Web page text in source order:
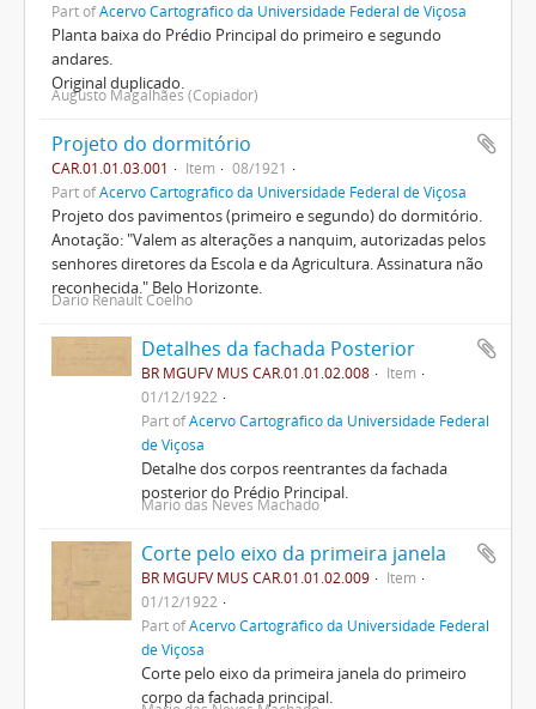
Part ofAcervo Cartográfico da Universidade Federal de Viçosa
Planta baixa do Prédio Principal do primeiro e segundo
andares.
Original duplicado.
Augusto Magalhães (Copiador)
Projeto do dormitório
CAR.01.01.03.001 Item
08/1921
Part ofAcervo Cartográfico da Universidade Federal de Viçosa
Projeto dos pavimentos (primeiro e segundo) do dormitório.
Anotação: "Valem as alterações a nanquim, autorizadas pelos
senhores diretores da Escola e da Agricultura. Assinatura não
reconhecida." Belo Horizonte.
Dario Renault Coelho
Detalhes da fachada Posterior
BR MGUFV MUS CAR.01.01.02.008
Item
01/12/1922
Part ofAcervo Cartográfico da Universidade Federal
de Viçosa
Detalhe dos corpos reentrantes da fachada
posterior do Prédio Principal.
Mario das Neves Machado
Corte pelo eixo da primeira janela
BR MGUFV MUS CAR.01.01.02.009
Item
01/12/1922
Part ofAcervo Cartográfico da Universidade Federal
de Viçosa
Corte pelo eixo da primeira janela do primeiro
corpo da fachada principal.